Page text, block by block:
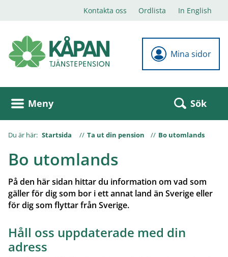
Kontakta oss Ordlista In English
Mina sidor
Meny Sök
Du är här: Startsida Ta ut din pension Bo utomlands
Bo utomlands
På den här sidan hittar du information om vad som
gäller för dig som bor i ett annat land än Sverige eller
för dig som flyttar från Sverige.
Håll oss uppdaterade med din
adress